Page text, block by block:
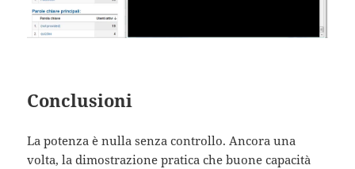
Conclusioni
La potenza è nulla senza controllo. Ancora una
volta, la dimostrazione pratica che buone capacità